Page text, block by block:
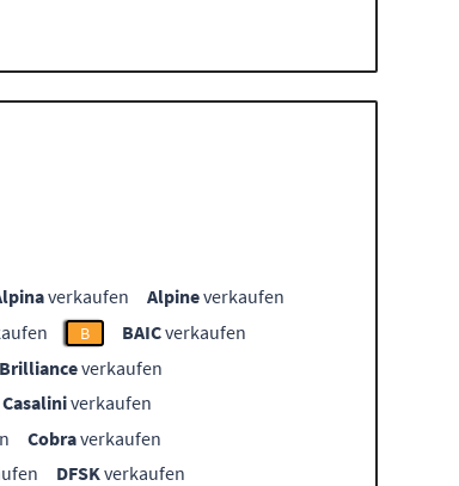
verkaufen Alpineverkaufen
B BAICverkaufen
Brillianceverkaufen
Casaliniverkaufen
Cobraverkaufen
DFSKverkaufen